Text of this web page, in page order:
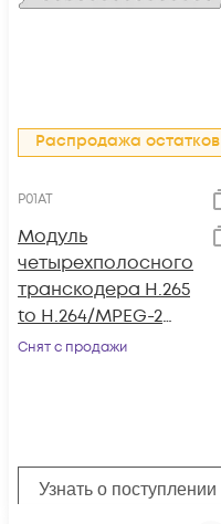
Распродажа остатков
P01AT
Модуль
четырехполосного
транскодера H.265
to H.264/MPEG-2
SD/HD P01AT для
Снят с продажи
Узнать о поступлении